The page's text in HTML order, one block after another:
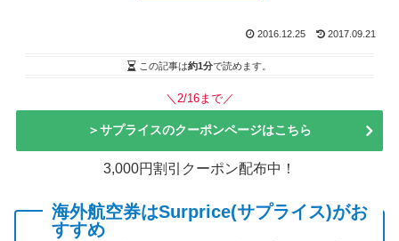
2016.12.25 2017.09.21
この記事は約1分で読めます。
＼2/16まで／
＞サプライスのクーポンページはこちら
3,000円割引クーポン配布中！
海外航空券はSurprice(サプライス)がお
すすめ